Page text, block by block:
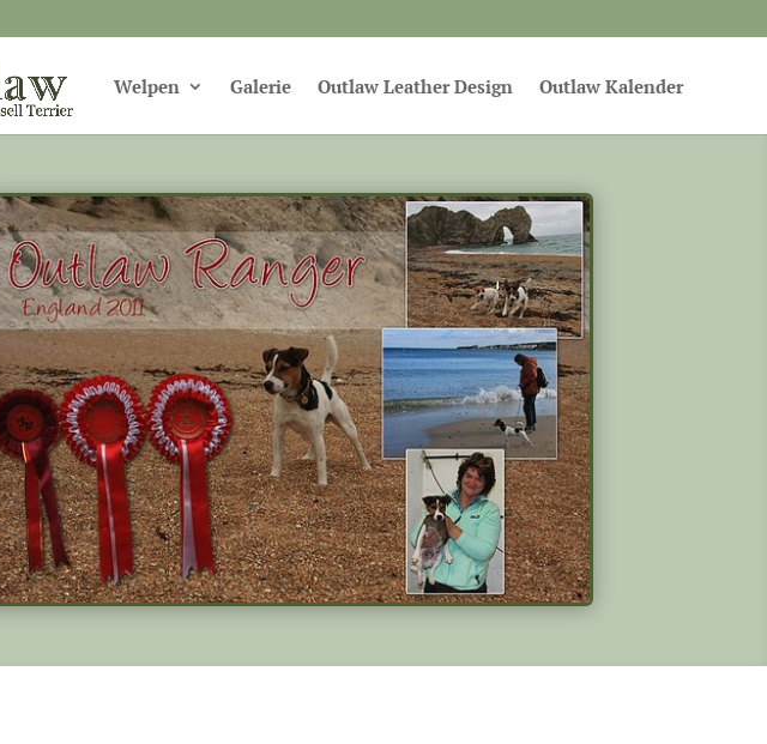
Welpen Galerie Outlaw Leather Design Outlaw Kalender